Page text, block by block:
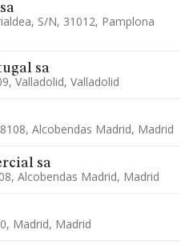
S/n, 31012, Pamplona
sa
Valladolid, Valladolid
Alcobendas Madrid, Madrid
sa
Alcobendas Madrid, Madrid
Madrid, Madrid